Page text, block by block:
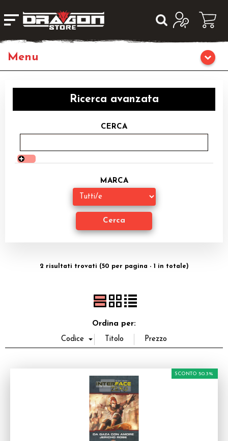
Giochi di Ruolo
Librigame
Editoria
Giochi di Carte Collezionabili
Accessori
Ricerca avanzata
CERCA
MARCA
2 risultati trovati (50 per pagina - 1 in totale)
Ordina per:
SCONTO 50.3%